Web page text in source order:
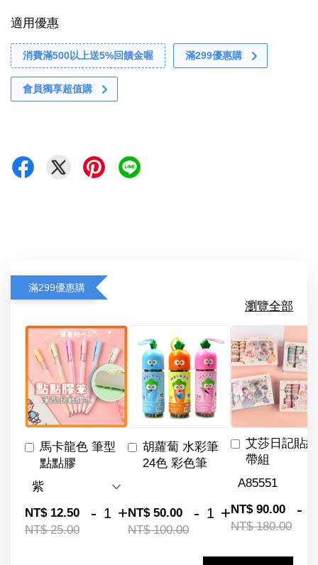
適用優惠
消費滿500以上送5%回饋金喔 滿299優惠購
會員獨享超值購
滿299優惠購
瀏覽全部
馬卡龍色 筆型
點點膠
NT$ 12.50
NT$ 25.00
- +
胡蘿蔔 水彩筆
24色 彩色筆
NT$ 50.00
NT$ 100.00
- +
艾莎日記貼
帶組
NT$ 90.00
NT$ 180.00
-